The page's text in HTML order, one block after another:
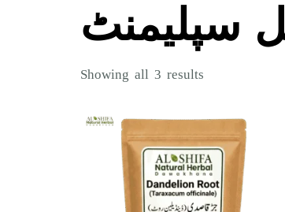
سپلیمنٹ
Showing all 3 results